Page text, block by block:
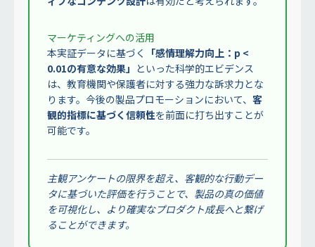
マーケティングへの活用
本実証データに基づく
「感情理解力向上：p <
0.01の有意な効果」 といった科学的エビデンス
は、教育機関や保護者に対する強力な訴求力とな
ります。今後の製品プロモーションにおいて、 客
観的指標に基づく信頼性を前面に打ち出すことが
可能です。
主観アンケートの限界を超え、客観的な行動デー
タに基づいた評価を行うことで、製品の真の価値
を可視化し、より確実なプロダクト成長へと繋げ
ることができます。